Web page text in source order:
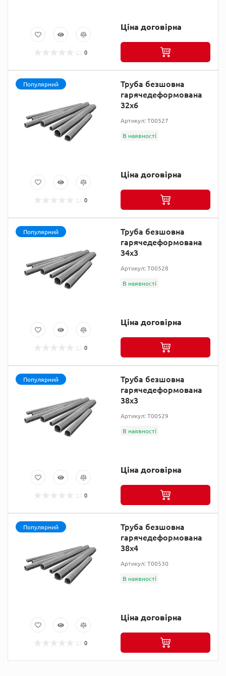
0
Ціна договірна
Популярний
0
Труба безшовна
гарячедеформована
32х6
Артикул: T00527
В наявності
Ціна договірна
Популярний
0
Труба безшовна
гарячедеформована
34х3
Артикул: T00528
В наявності
Ціна договірна
Популярний
0
Труба безшовна
гарячедеформована
38х3
Артикул: T00529
В наявності
Ціна договірна
Популярний
0
Труба безшовна
гарячедеформована
38х4
Артикул: T00530
В наявності
Ціна договірна